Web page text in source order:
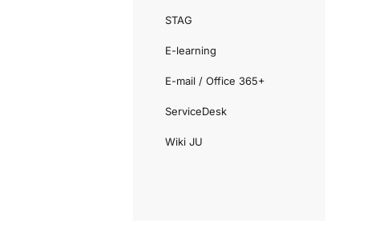
STAG
E-learning
E-mail / Office 365+
ServiceDesk
Wiki JU